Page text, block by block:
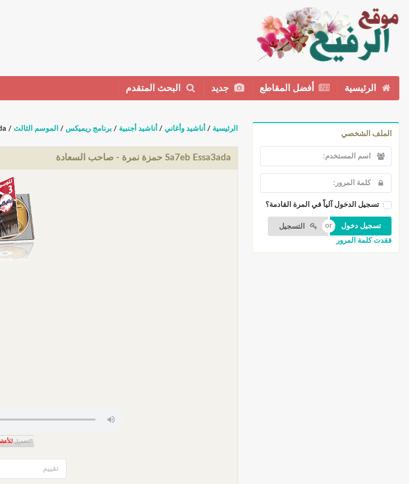
الرئيسية أفضل المقاطع جديد البحث المتقدم
الملف الشخصي
تسجيل الدخول آلياً في المرة القادمة؟
التسجيل
فقدت كلمة المرور
الرئيسية / أناشيد وأغاني / أناشيد أجنبية /برنامج ريميكس / الموسم الثالث / Sa7eb Essa3ada حمزة نمرة - صاحب السعادة
Sa7eb Essa3ada حمزة نمرة - صاحب السعادة
تقييم